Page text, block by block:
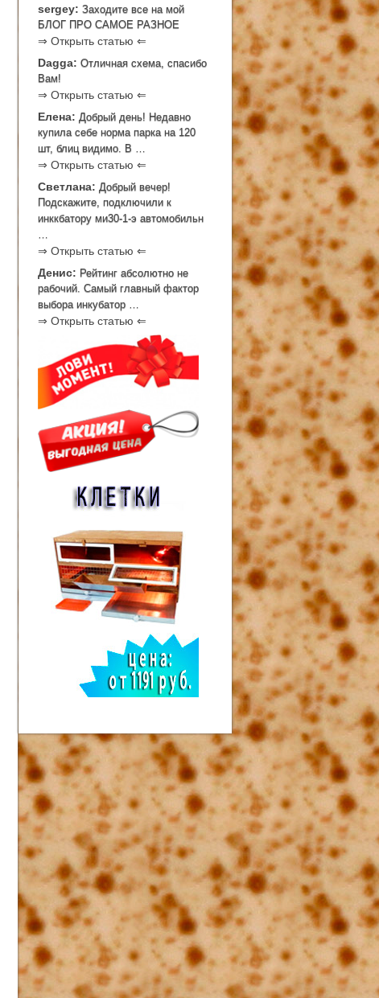
sergey: Заходите все на мой
БЛОГ ПРО САМОЕ РАЗНОЕ
⇒ Открыть статью ⇐
Dagga: Отличная схема, спасибо
Вам!
⇒ Открыть статью ⇐
Елена: Добрый день! Недавно
купила себе норма парка на 120
шт, блиц видимо. В …
⇒ Открыть статью ⇐
Светлана: Добрый вечер!
Подскажите, подключили к
инккбатору ми30-1-э автомобильн
…
⇒ Открыть статью ⇐
Денис: Рейтинг абсолютно не
рабочий. Самый главный фактор
выбора инкубатор …
⇒ Открыть статью ⇐